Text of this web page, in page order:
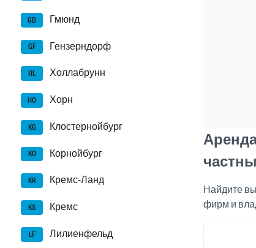
GD Гмюнд
GF Гензерндорф
HL Холлабрунн
HO Хорн
KG Клостернойбург
KO Корнойбург
KR Кремс-Ланд
KS Кремс
LF Лилиенфельд
Найдите
фирм и